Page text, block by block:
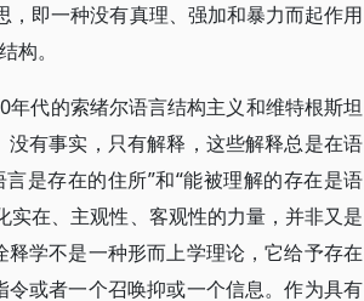
，即一种没有真理、强加和暴力而起作用
构。
代的索绪尔语言结构主义和维特根斯坦
有事实，只有解释，这些解释总是在语
是存在的住所”和“能被理解的存在是语
实在、主观性、客观性的力量，并非又是
学不是一种形而上学理论，它给予存在
或者一个召唤抑或一个信息。作为具有